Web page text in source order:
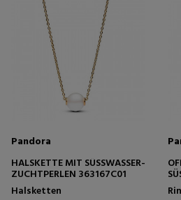
Pandora
HALSKETTE MIT SÜSSWASSER-Z
UCHTPERLEN 363167C01
Halsketten